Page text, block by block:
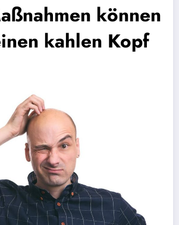
können
kahlen Kopf